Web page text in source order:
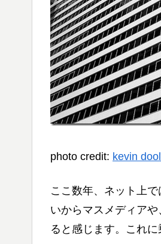
photo credit: kevin
ここ数年、ネット上
いからマスメディア
ると感じます。これ